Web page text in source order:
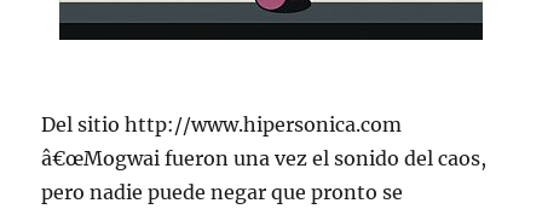
Del sitio http://www.hipersonica.com
â€œMogwai fueron una vez el sonido del caos,
pero nadie puede negar que pronto se